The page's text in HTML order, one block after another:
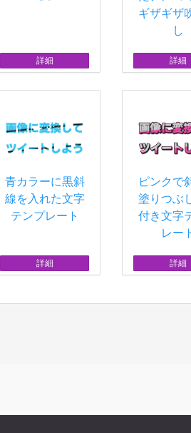
詳細
ギザギザ
し
詳細
青カラーに黒斜
線を入れた文字
テンプレート
詳細
ピンクで
塗りつぶ
付き文字
レー
詳細